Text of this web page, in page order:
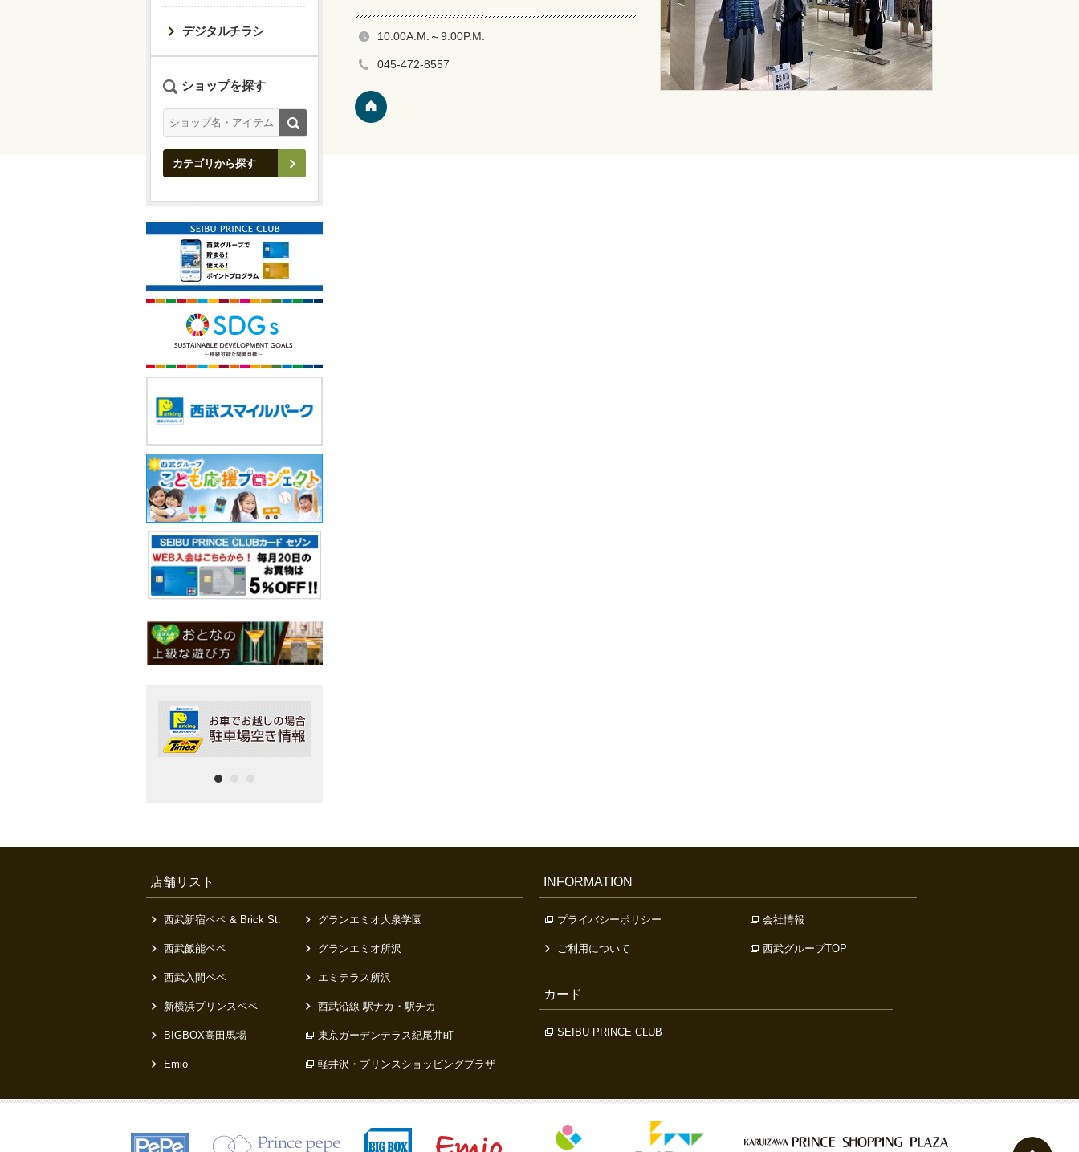
10:00A.M.～9:00P.M.
045-472-8557
デジタルチラシ
ショップを探す
カテゴリから探す
店舗リスト
西武新宿ペペ & Brick St.
西武飯能ペペ
西武入間ペペ
新横浜プリンスペペ
BIGBOX高田馬場
Emio
グランエミオ大泉学園
グランエミオ所沢
エミテラス所沢
西武沿線 駅ナカ・駅チカ
東京ガーデンテラス紀尾井町
軽井沢・プリンスショッピングプラザ
INFORMATION
プライバシーポリシー
ご利用について
会社情報
西武グループTOP
カード
SEIBU PRINCE CLUB